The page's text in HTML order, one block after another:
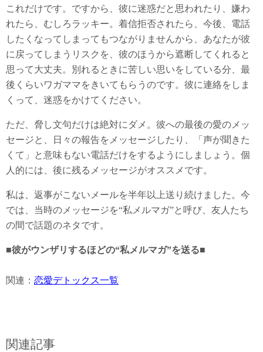
これだけです。ですから、彼に迷惑だと思われたり、嫌わ
れたら、むしろラッキー。着信拒否されたら、今後、電話
したくなってしまってもつながりませんから、あなたが彼
に戻ってしまうリスクを、彼のほうから遮断してくれると
思って大丈夫。別れるときに苦しい思いをしている分、最
後くらいワガママをきいてもらうのです。彼に連絡をしま
くって、迷惑をかけてください。
ただ、脅し文句だけは絶対にダメ。彼への最後の愛のメッ
セージと、日々の報告をメッセージしたり、「声が聞きた
くて」と意味もない電話だけをするようにしましょう。個
人的には、後に残るメッセージがオススメです。
私は、返事がこないメールを半年以上送り続けました。今
では、当時のメッセージを“私メルマガ”と呼び、友人たち
の間で話題のネタです。
■彼がウンザリするほどの“私メルマガ”を送る■
関連： 恋愛デトックス一覧
関連記事